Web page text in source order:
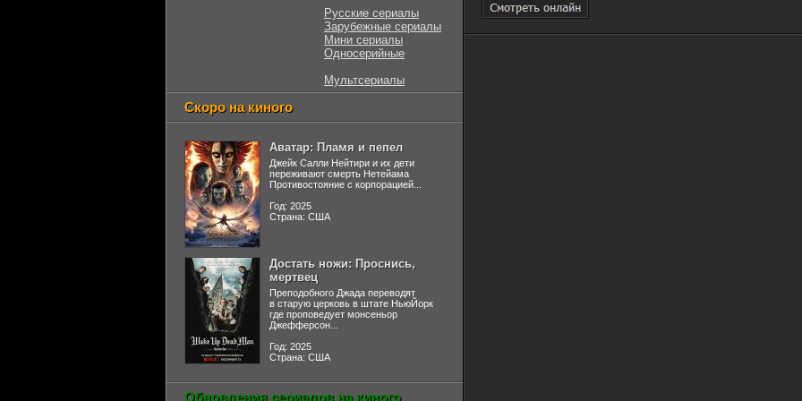
Русские сериалы
Зарубежные сериалы
Мини сериалы
Односерийные
Мультсериалы
Скоро на киного
Аватар: Пламя и пепел
Джейк Салли Нейтири и их дети
переживают смерть Нетейама
Противостояние с корпорацией...
Год: 2025
Страна: США
Достать ножи: Проснись,
мертвец
Преподобного Джада переводят
в старую церковь в штате НьюЙорк
где проповедует монсеньор
Джефферсон...
Год: 2025
Страна: США
Обновления сериалов на киного